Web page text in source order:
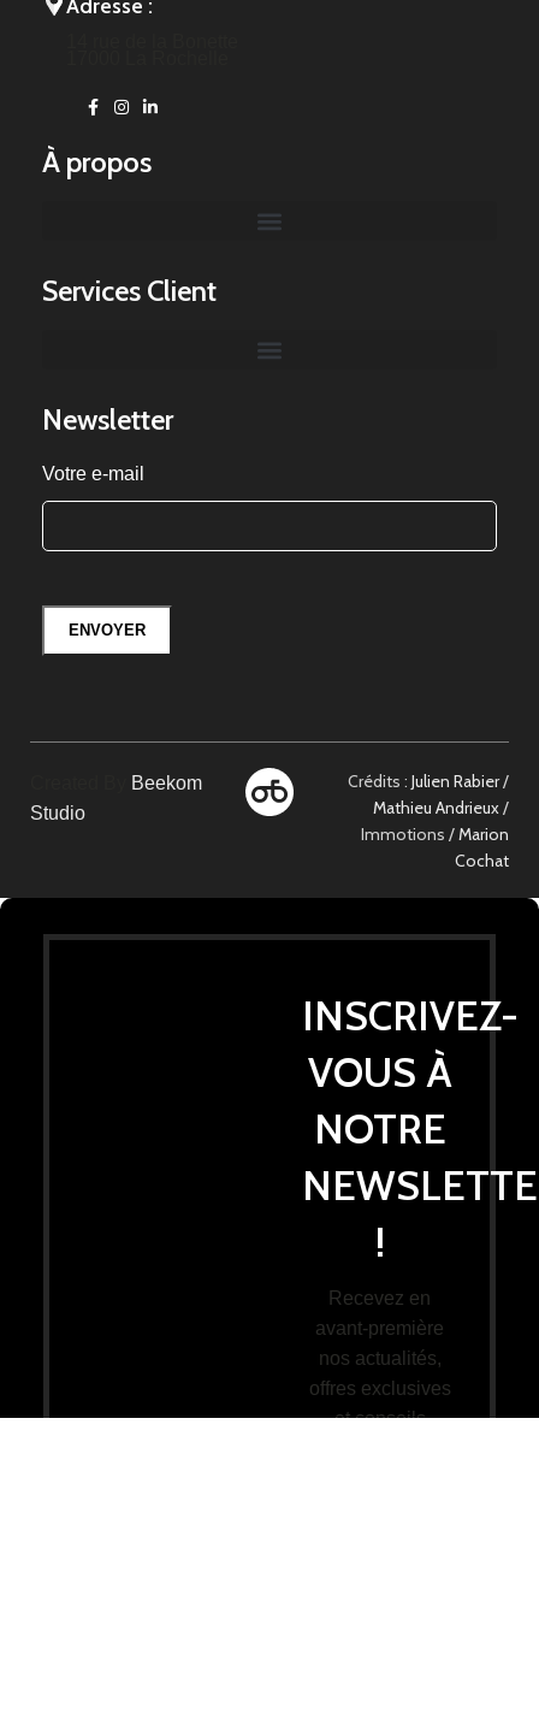
Adresse :
À propos
Services Client
Newsletter
Votre e-mail
Beekom
Studio
Crédits : Julien Rabier/
Mathieu Andrieux/
Immotions /Marion
Cochat
INSCRIVEZ-
VOUS À
NOTRE
!
Recevez en
avant-première
nos actualités,
offres exclusives
et conseils